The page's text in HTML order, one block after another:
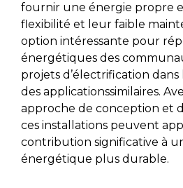
fournir une énergie propre
flexibilité et leur faible
option intéressante pour
énergétiques des
projets d’électrification dans
des applicationssimilaires.
approche de conception et
ces installations peuvent
contribution significative à
énergétique plus durable.